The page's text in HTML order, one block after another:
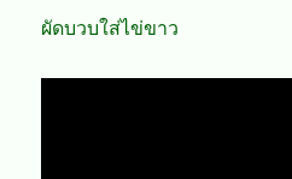
ผัดบวบใส่ไข่ขาว